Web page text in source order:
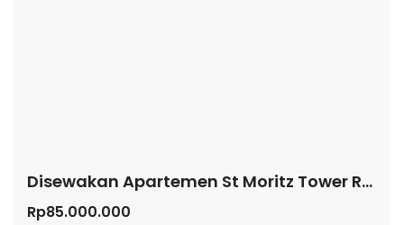
Disewakan Apartemen St Moritz Tower Royal
Rp85.000.000